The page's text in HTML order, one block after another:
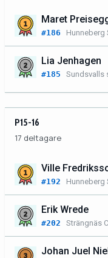
Maret
#186
Lia Jenhagen
#185 Sundsvalls
P15-16
17 deltagare
Ville
#192
Erik Wrede
#202 Strängnäs
Johan Juel